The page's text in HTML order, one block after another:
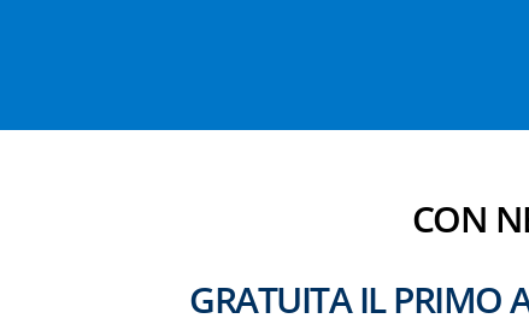
CON
GRATUITA IL PRIMO